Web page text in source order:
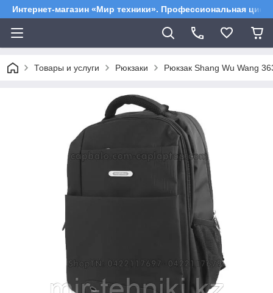
Интернет-магазин «Мир техники». Профессиональная
Товары и услуги Рюкзаки Рюкзак Shang Wu Wang